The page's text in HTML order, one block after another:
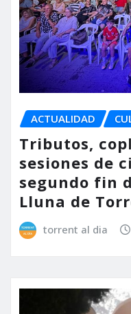
ACTUALIDAD
Tributos,
sesiones de
segundo fin
Lluna de
torrent al dia